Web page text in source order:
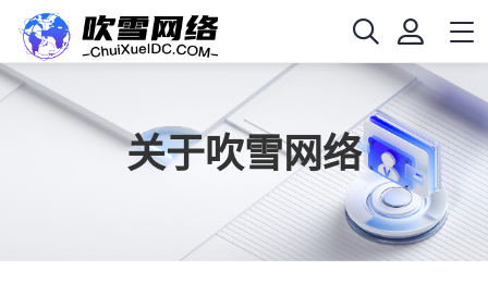
关于吹雪网络